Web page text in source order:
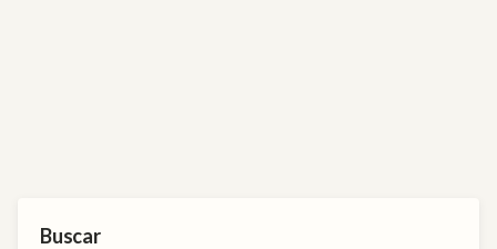
Buscar